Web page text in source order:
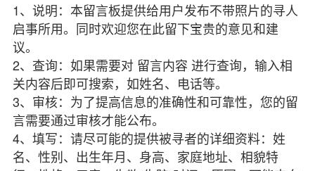
1、说明：本留言板提供给用户发布不带照片的寻人
启事所用。同时欢迎您在此留下宝贵的意见和建
议。
2、查询：如果需要对 留言内容 进行查询，输入相
关内容后即可搜索，如姓名、电话等。
3、审核：为了提高信息的准确性和可靠性，您的留
言需要通过审核才能公布。
4、填写：请尽可能的提供被寻者的详细资料：姓
名、性别、出生年月、身高、家庭地址、相貌特